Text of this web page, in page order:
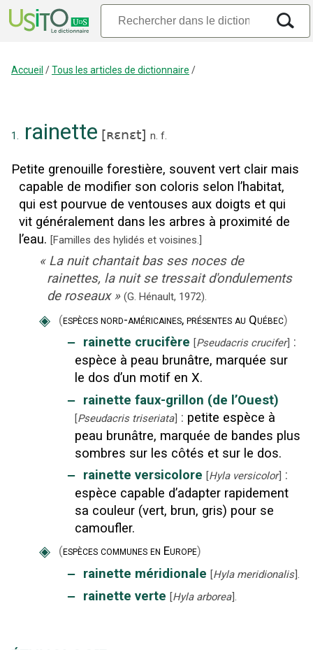
Accueil /Tous les articles de dictionnaire /
1. rainette [ʀɛnɛt] n. f.
Petite grenouille forestière, souvent vert clair mais
capable de modifier son coloris selon l’habitat,
qui est pourvue de ventouses aux doigts et qui
vit généralement dans les arbres à proximité de
l’eau. [Familles des hylidés et voisines.]
« La nuit chantait bas ses noces de
rainettes, la nuit se tressait d'ondulements
de roseaux » (G. Hénault, 1972).
◈ (espèces nord-américaines, présentes au Québec)
‒ rainette crucifère [Pseudacris crucifer] :
espèce à peau brunâtre, marquée sur
le dos d’un motif en X.
‒ rainette faux-grillon (de l’Ouest)
[Pseudacris triseriata] : petite espèce à
peau brunâtre, marquée de bandes plus
sombres sur les côtés et sur le dos.
‒ rainette versicolore [Hyla versicolor] :
espèce capable d’adapter rapidement
sa couleur (vert, brun, gris) pour se
camoufler.
◈ (espèces communes en Europe)
‒ rainette méridionale [Hyla meridionalis].
‒ rainette verte [Hyla arborea].